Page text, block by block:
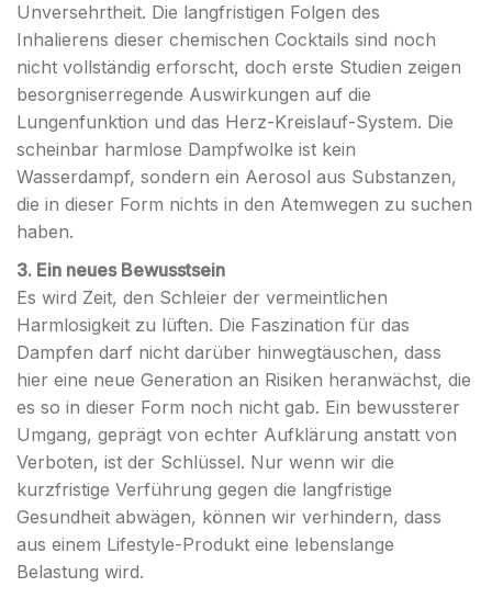
Unversehrtheit. Die langfristigen Folgen des
Inhalierens dieser chemischen Cocktails sind noch
nicht vollständig erforscht, doch erste Studien zeigen
besorgniserregende Auswirkungen auf die
Lungenfunktion und das Herz-Kreislauf-System. Die
scheinbar harmlose Dampfwolke ist kein
Wasserdampf, sondern ein Aerosol aus Substanzen,
die in dieser Form nichts in den Atemwegen zu suchen
haben.
3. Ein neues Bewusstsein
Es wird Zeit, den Schleier der vermeintlichen
Harmlosigkeit zu lüften. Die Faszination für das
Dampfen darf nicht darüber hinwegtäuschen, dass
hier eine neue Generation an Risiken heranwächst, die
es so in dieser Form noch nicht gab. Ein bewussterer
Umgang, geprägt von echter Aufklärung anstatt von
Verboten, ist der Schlüssel. Nur wenn wir die
kurzfristige Verführung gegen die langfristige
Gesundheit abwägen, können wir verhindern, dass
aus einem Lifestyle-Produkt eine lebenslange
Belastung wird.